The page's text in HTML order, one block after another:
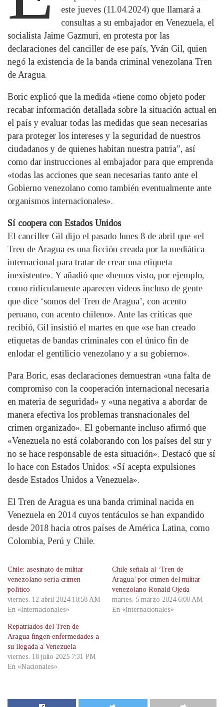
este jueves (11.04.2024) que llamará a
consultas a su embajador en Venezuela, el
socialista Jaime Gazmuri, en protesta por las
declaraciones del canciller de ese país, Yván Gil, quien
negó la existencia de la banda criminal venezolana Tren
de Aragua.
Boric explicó que la medida «tiene como objeto poder
recabar información detallada sobre la situación actual en
el país y evaluar todas las medidas que sean necesarias
para proteger los intereses y la seguridad de nuestros
ciudadanos y de quienes habitan nuestra patria”, así
como dar instrucciones al embajador para que emprenda
«todas las acciones que sean necesarias tanto ante el
Gobierno venezolano como también eventualmente ante
organismos internacionales».
Sí coopera con Estados Unidos
El canciller Gil dijo el pasado lunes 8 de abril que «el
Tren de Aragua es una ficción creada por la mediática
internacional para tratar de crear una etiqueta
inexistente». Y añadió que «hemos visto, por ejemplo,
como ridículamente aparecen videos incluso de gente
que dice ‘somos del Tren de Aragua’, con acento
peruano, con acento chileno». Ante las críticas que
recibió, Gil insistió el martes en que «se han creado
etiquetas de bandas criminales con el único fin de
enlodar el gentilicio venezolano y a su gobierno».
Para Boric, esas declaraciones demuestran «una falta de
compromiso con la cooperación internacional necesaria
en materia de seguridad» y «una negativa a abordar de
manera efectiva los problemas transnacionales del
crimen organizado». El gobernante incluso afirmó que
«Venezuela no está colaborando con los países del sur y
no se hace responsable de esta situación». Destacó que sí
lo hace con Estados Unidos: «Sí acepta expulsiones
desde Estados Unidos a Venezuela».
El Tren de Aragua es una banda criminal nacida en
Venezuela en 2014 cuyos tentáculos se han expandido
desde 2018 hacia otros países de América Latina, como
Colombia, Perú y Chile.
Chile: asesinato de militar
venezolano sería crimen
político
viernes, 12 abril 2024 10:58 AM
En «Internacionales»
Chile señala al ‘Tren de
Aragua’ por crimen del militar
venezolano Ronald Ojeda
martes, 5 marzo 2024 6:00 AM
En «Internacionales»
Repatriados del Tren de
Aragua fingen enfermedades a
su llegada a Venezuela
viernes, 18 julio 2025 7:31 PM
En «Nacionales»